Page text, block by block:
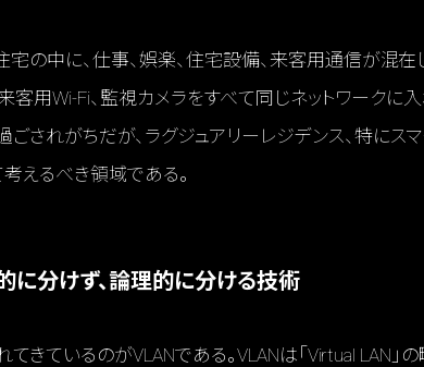
宅の中に、仕事、娯楽、住宅設備、来客用通信が混
客用Wi-Fi、監視カメラをすべて同じネットワークに
されがちだが、ラグジュアリーレジデンス、特にス
えるべき領域である。
に分けず、論理的に分ける技術
てきているのがVLANである。VLANは「Virtual LAN」